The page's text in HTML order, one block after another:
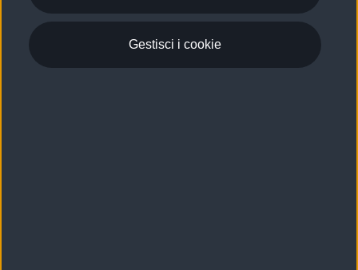
Gestisci i cookie